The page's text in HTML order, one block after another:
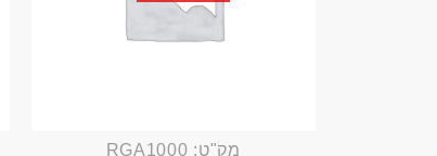
מק"ט: RGA1000